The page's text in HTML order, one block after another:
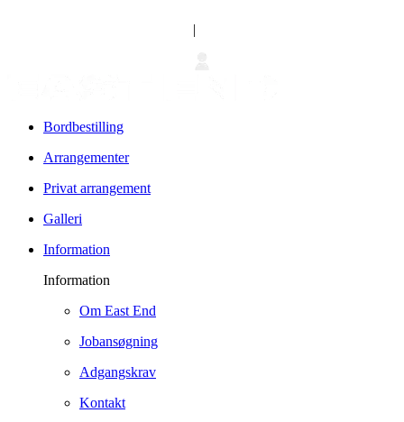
|
Bordbestilling
Arrangementer
Privat arrangement
Galleri
Information
Information
Om East End
Jobansøgning
Adgangskrav
Kontakt